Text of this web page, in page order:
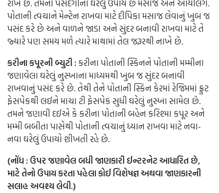
રાખે છે. તેમનો પસંદગીનો ઘરેલું ઉપાય છે મસાજ અને ઓયલિંગ.
પોતાની ત્વચાને મેન્ટેન રાખવા માટે દીપિકા મસાજ લેવાનું ખુબ જ
પસંદ કરે છે અને વાળને જાડા અને સુંદર બનાવી રાખવા માટે તે
જ્યારે પણ સમય મળે ત્યારે માથામાં તેલ જરૂરથી નાખે છે.
કરીના કપૂરની બ્યુટી :કરીના પોતાની સ્કિનને પોતાની મમ્મીના
જણાવેલા ઘરેલું નુસ્ખાના માધ્યમથી ખુબ જ સુંદર બનાવી
રાખવાનું પસંદ કરે છે. તેથી તેને પોતાની સ્કિન કેરમાં રેજિમમાં ફ્રુટ
ફેસપેકથી લઈને માચા ટી ફેસપેક સુધી ઘરેલું નુસ્ખા સામેલ છે.
તમને જણાવી દઈએ કે કરીના પોતાની બહેન કરિશ્મા કપૂર અને
મમ્મી બબીતા પાસેથી પોતાની ત્વચાનું ધ્યાન રાખવા માટે નવા-
નવા ઘરેલું ઉપાયો શીખતી રહે છે.
(નોંધ : ઉપર જણાવેલ બધી જાણકારી ઈન્ટરનેટ આધારિત છે,
માટે તેનો ઉપાય કરતા પહેલા કોઈ વિશેષજ્ઞ અથવા જાણકારની
સલાહ અવશ્ય લેવી.)